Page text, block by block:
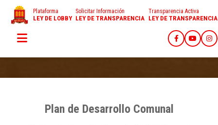
Plataforma
LEY DE LOBBY
Solicitar Información
LEY DE TRANSPARENCIA
Transparencia Activa
LEY DE TRANSPARENCIA
Plan de Desarrollo Comunal